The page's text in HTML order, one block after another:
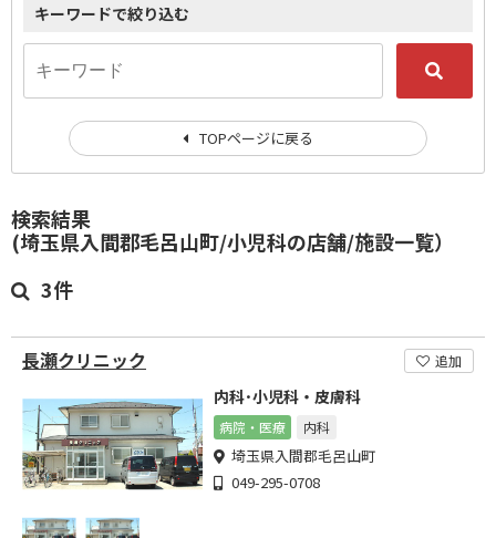
検索結果
(埼玉県入間郡毛呂山町/小児科の店舗/施設一覧）
3件
長瀬クリニック 追加
内科･小児科・皮膚科
病院・医療 内科
埼玉県入間郡毛呂山町
049-295-0708
キーワードで絞り込む
TOPページに戻る